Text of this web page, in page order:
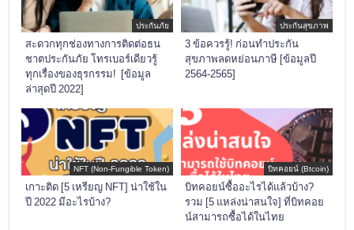
ประกันภัย
สะดวกทุกช่องทางการติดต่อธน
ชาตประกันภัย โทรเบอร์เดียวรู้
ทุกเรื่องของธุรกรรม! [ข้อมูล
ล่าสุดปี 2022]
ประกันสุขภาพ
3 ข้อควรรู้! ก่อนทำประกัน
สุขภาพลดหย่อนภาษี [ข้อมูลปี
2564-2565]
NFT (Non-Fungible Token)
เกาะติด [5 เหรียญ NFT] น่าใช้ใน
ปี 2022 มีอะไรบ้าง?
บิทคอยน์ (Btcoin)
บิทคอยน์ซื้ออะไรได้แล้วบ้าง?
รวม [5 แหล่งน่าสนใจ] ที่บิทคอย
น์สามารถซื้อได้ในไทย